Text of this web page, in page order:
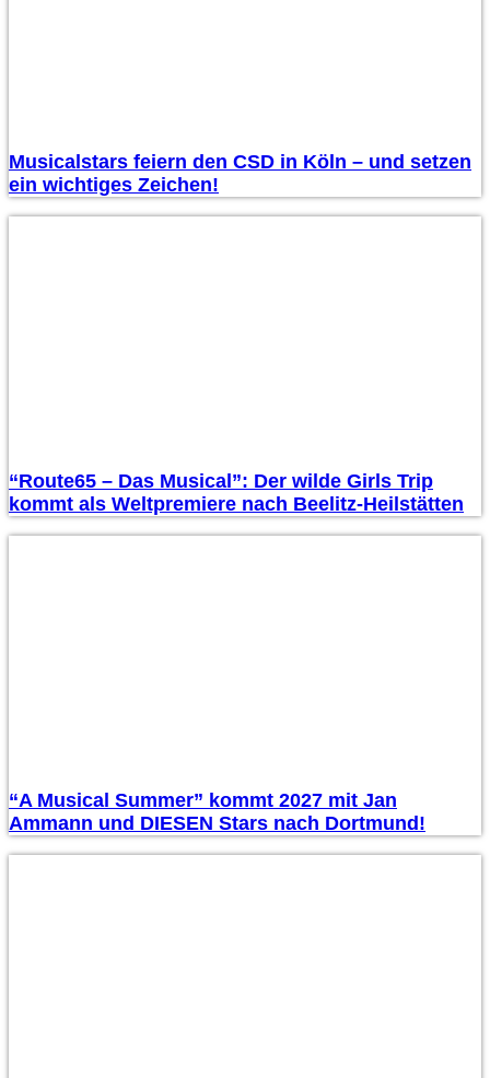
Musicalstars feiern den CSD in Köln – und setzen
ein wichtiges Zeichen!
“Route65 – Das Musical”: Der wilde Girls Trip
kommt als Weltpremiere nach Beelitz-Heilstätten
“A Musical Summer” kommt 2027 mit Jan
Ammann und DIESEN Stars nach Dortmund!